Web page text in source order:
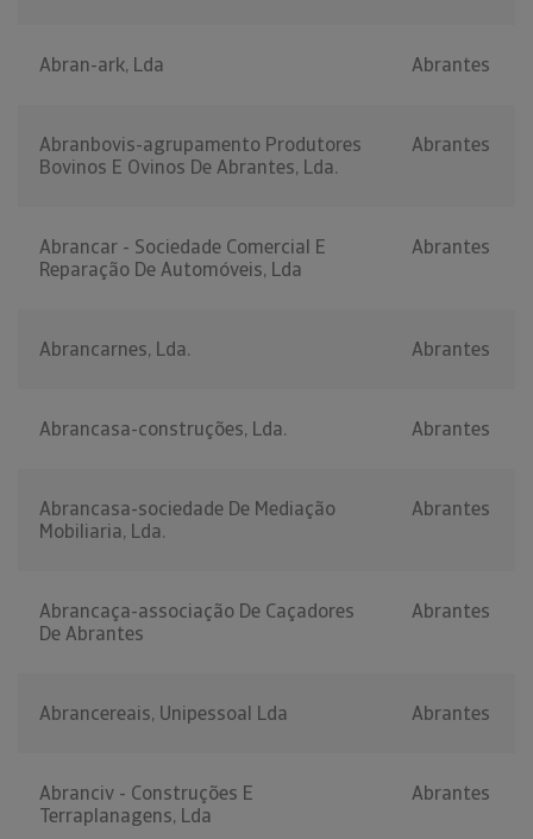
Abran-ark, Lda Abrantes
Abranbovis-agrupamento Produtores
Bovinos E Ovinos De Abrantes, Lda.
Abrantes
Abrancar - Sociedade Comercial E
Reparação De Automóveis, Lda
Abrantes
Abrancarnes, Lda. Abrantes
Abrancasa-construções, Lda. Abrantes
Abrancasa-sociedade De Mediação
Mobiliaria, Lda.
Abrantes
Abrancaça-associação De Caçadores
De Abrantes
Abrantes
Abrancereais, Unipessoal Lda Abrantes
Abranciv - Construções E
Terraplanagens, Lda
Abrantes